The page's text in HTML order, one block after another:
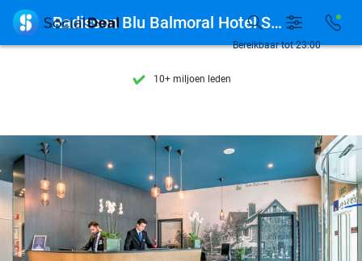
7 dagen per week beschikbaar
10+ miljoen leden
7 dagen per week beschikbaar
10+ miljoen leden
Bereikbaar tot 23:00
 Radisson Blu Balmoral Hotel Spa